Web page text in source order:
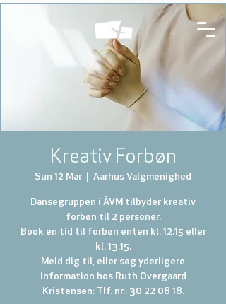
Kreativ Forbøn
Sun 12 Mar Aarhus Valgmenighed
Dansegruppen i ÅVM tilbyder kreativ
forbøn til 2 personer.
Book en tid til forbøn enten kl. 12.15 eller
kl. 13.15.
Meld dig til, eller søg yderligere
information hos Ruth Overgaard
Kristensen: Tlf. nr.: 30 22 08 18.